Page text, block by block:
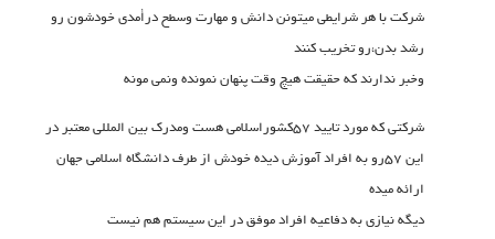
شرکت با هر شرایطی میتونن دانش و مهارت وسطح درأمدی خودشون رو
رشد بدن،رو تخریب کنند
وخبر ندارند که حقیقت هیچ وقت پنهان نمونده ونمی مونه
شرکتی که مورد تایید ۵۷کشوراسلامی هست ومدرک بین المللی معتبر در
این ۵۷رو به افراد آموزش دیده خودش از طرف دانشگاه اسلامی جهان
ارائه میده
دیگه نیازی به دفاعیه افراد موفق در این سیستم هم نیست